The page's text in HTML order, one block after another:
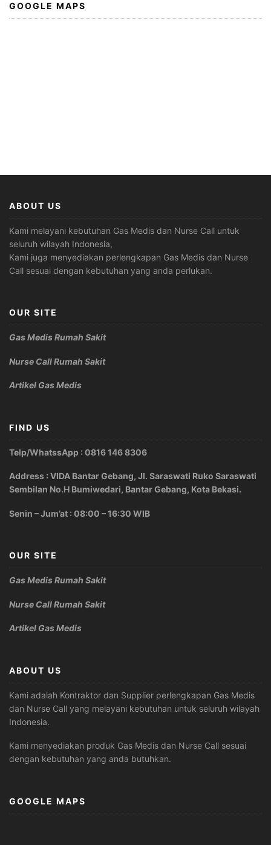
GOOGLE MAPS
ABOUT US
Kami melayani kebutuhan Gas Medis dan Nurse Call untuk
seluruh wilayah Indonesia,
Kami juga menyediakan perlengkapan Gas Medis dan Nurse
Call sesuai dengan kebutuhan yang anda perlukan.
OUR SITE
Gas Medis Rumah Sakit
Nurse Call Rumah Sakit
Artikel Gas Medis
FIND US
Telp/WhatssApp : 0816 146 8306
Address : VIDA Bantar Gebang, Jl. Saraswati Ruko Saraswati
Sembilan No.H Bumiwedari, Bantar Gebang, Kota Bekasi.
Senin – Jum’at : 08:00 – 16:30 WIB
OUR SITE
Gas Medis Rumah Sakit
Nurse Call Rumah Sakit
Artikel Gas Medis
ABOUT US
Kami adalah Kontraktor dan Supplier perlengkapan Gas Medis
dan Nurse Call yang melayani kebutuhan untuk seluruh wilayah
Indonesia.
Kami menyediakan produk Gas Medis dan Nurse Call sesuai
dengan kebutuhan yang anda butuhkan.
GOOGLE MAPS